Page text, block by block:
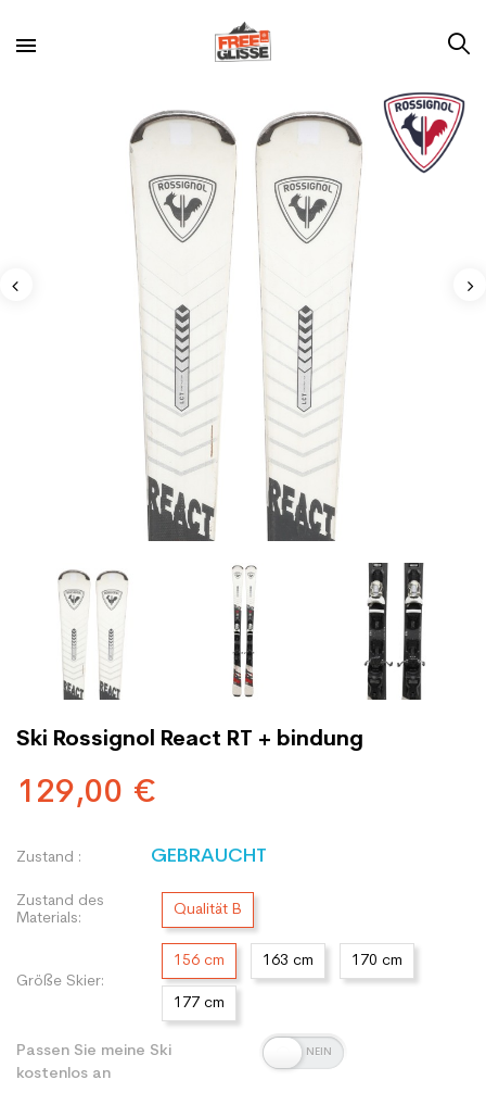
Ski Rossignol React RT + bindung
129,00 €
Zustand : GEBRAUCHT
Zustand des
Materials:
Qualität B
Größe Skier:
156 cm 163 cm 170 cm
177 cm
Passen Sie meine Ski
kostenlos an